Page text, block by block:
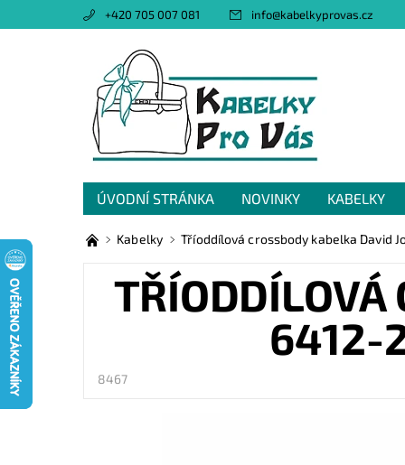
+420 705 007 081 info@kabelkyprovas.cz
ÚVODNÍ STRÁNKA NOVINKY
KABELKY
OBCHODNÍ PODMÍNKY
GDPR NAPIŠTE
Kabelky Tříoddílová crossbody kabelka David
TŘÍODDÍLOVÁ
6412-
8467